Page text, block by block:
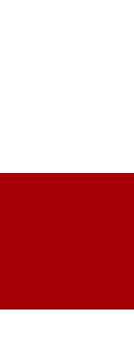
学院地址： 河北
邮编：050031